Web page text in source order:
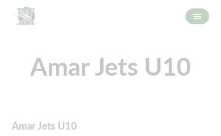
Amar Jets U10
Amar Jets U10